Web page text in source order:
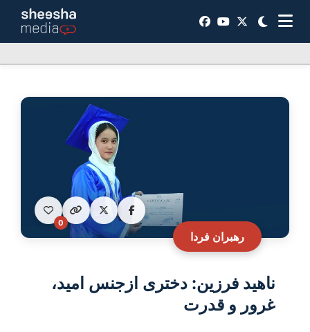
رهبران فردا
0
ناهید فرزین: دختری ازجنس امید،
غرور و قدرت